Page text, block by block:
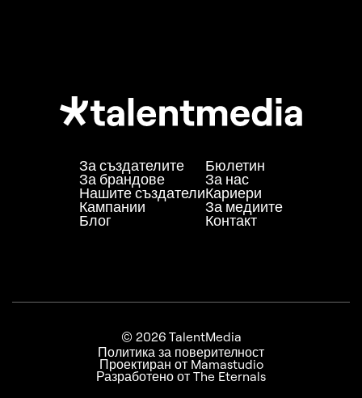
За създателите
За брандове
Нашите създатели
Кампании
Блог
Бюлетин
За нас
Кариери
За медиите
Контакт
© 2026 TalentMedia
Политика за поверителност
Проектиран от Mamastudio
Разработено от The Eternals